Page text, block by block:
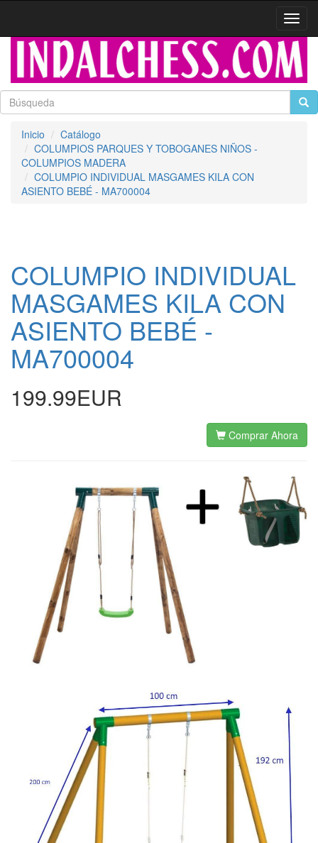
Inicio
Catálogo
COLUMPIOS PARQUES Y TOBOGANES NIÑOS -
COLUMPIOS MADERA
COLUMPIO INDIVIDUAL MASGAMES KILA CON
ASIENTO BEBÉ - MA700004
COLUMPIO INDIVIDUAL
MASGAMES KILA CON
ASIENTO BEBÉ -
MA700004
199.99EUR
Comprar Ahora